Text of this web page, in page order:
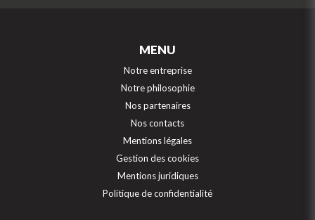
MENU
Notre entreprise
Notre philosophie
Nos partenaires
Nos contacts
Mentions légales
Gestion des cookies
Mentions juridiques
Politique de confidentialité